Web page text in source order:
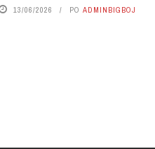
13/06/2026 POADMINBIGBOJ